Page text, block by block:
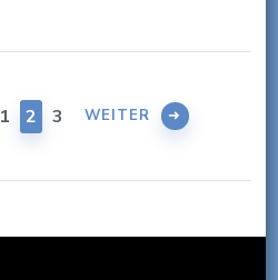
SEITE
1 SEITE
2 SEITE
3 WEITER